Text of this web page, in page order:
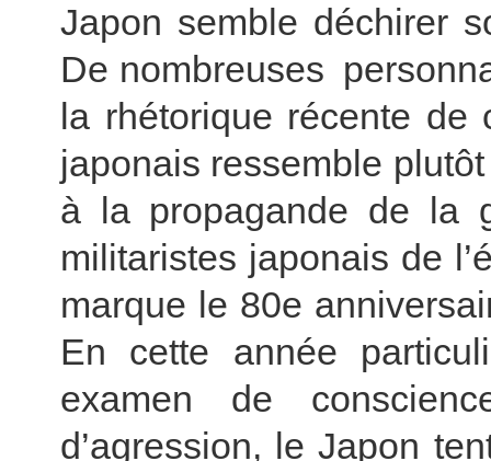
Japon semble déchirer
De nombreuses
la rhétorique récente
japonais ressemble
à la propagande de la
militaristes japonais de
marque le 80e
En cette année
examen de
d’agression, le Japon